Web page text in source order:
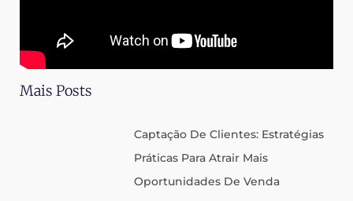
Mais Posts
Captação De Clientes: Estratégias
Práticas Para Atrair Mais
Oportunidades De Venda